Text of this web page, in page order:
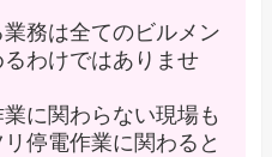
務は全てのビルメン
わけではありませ
に関わらない現場も
停電作業に関わると